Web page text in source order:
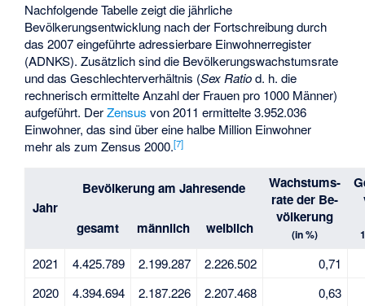
Nachfolgende Tabelle zeigt die jährliche
Bevölkerungsentwicklung nach der Fortschreibung durch
das 2007 eingeführte adressierbare Einwohnerregister
(ADNKS). Zusätzlich sind die Bevölkerungswachstumsrate
und das Geschlechterverhältnis (Sex Ratiod. h. die
rechnerisch ermittelte Anzahl der Frauen pro 1000 Männer)
aufgeführt. DerZensus von 2011 ermittelte 3.952.036
Einwohner, das sind über eine halbe Million Einwohner
mehr als zum Zensus 2000.[7]
Jahr
Bevölkerung am Jahresende
Wachstums-
rate der Be-
völkerung
(in %)
gesamt männlich weiblich
2021 4.425.789 2.199.287 2.226.502
0,71
2020
4.394.694 2.187.226 2.207.468
0,63